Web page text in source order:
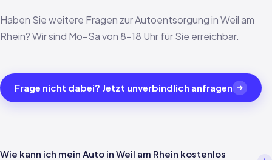
Haben Sie weitere Fragen zur Autoentsorgung in Weil am
Rhein? Wir sind Mo–Sa von 8–18 Uhr für Sie erreichbar.
Frage nicht dabei? Jetzt unverbindlich anfragen
Wie kann ich mein Auto in Weil am Rhein kostenlos